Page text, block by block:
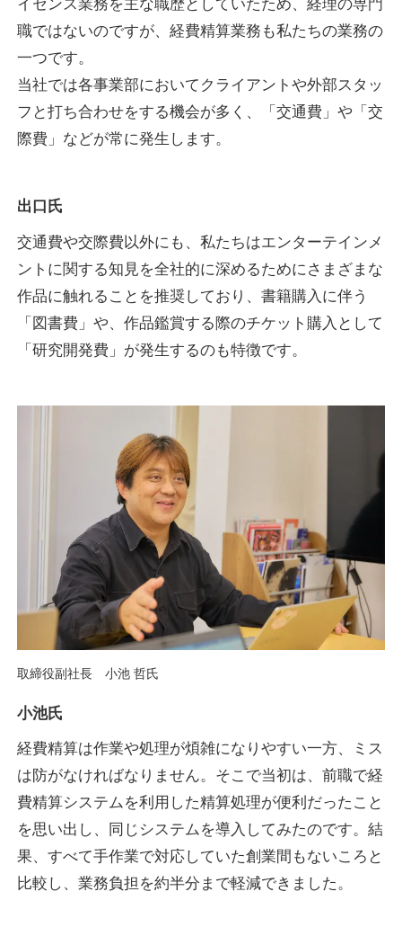
職ではないのですが、経費精算業務も私たちの業務の
一つです。
当社では各事業部においてクライアントや外部スタッ
フと打ち合わせをする機会が多く、「交通費」や「交
際費」などが常に発生します。
出口氏
交通費や交際費以外にも、私たちはエンターテインメ
ントに関する知見を全社的に深めるためにさまざまな
作品に触れることを推奨しており、書籍購入に伴う
「図書費」や、作品鑑賞する際のチケット購入として
「研究開発費」が発生するのも特徴です。
小池氏
経費精算は作業や処理が煩雑になりやすい一方、ミス
は防がなければなりません。そこで当初は、前職で経
費精算システムを利用した精算処理が便利だったこと
を思い出し、同じシステムを導入してみたのです。結
果、すべて手作業で対応していた創業間もないころと
比較し、業務負担を約半分まで軽減できました。
取締役副社長 小池 哲氏